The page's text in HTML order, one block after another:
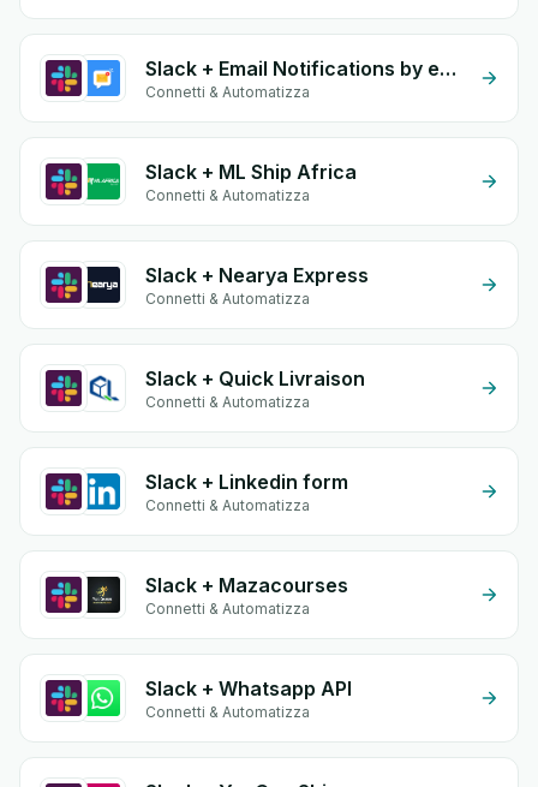
Slack + Email Notifications by eGrow
Connetti & Automatizza
Slack + ML Ship Africa
Connetti & Automatizza
Slack + Nearya Express
Connetti & Automatizza
Slack + Quick Livraison
Connetti & Automatizza
Slack + Linkedin form
Connetti & Automatizza
Slack + Mazacourses
Connetti & Automatizza
Slack + Whatsapp API
Connetti & Automatizza